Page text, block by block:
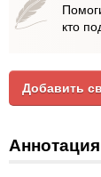
кто
Добавить